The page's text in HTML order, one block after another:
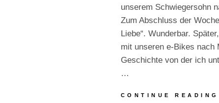
unserem Schwiegersohn
Zum Abschluss der
Liebe“. Wunderbar.
mit unseren e-Bikes
Geschichte von der ich
…
CONTINUE READING